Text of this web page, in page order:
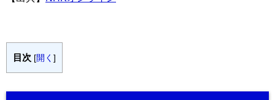
目次 [開く ]